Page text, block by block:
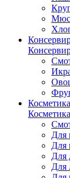
Косметика
Косметика
Для
Для
Для
Для